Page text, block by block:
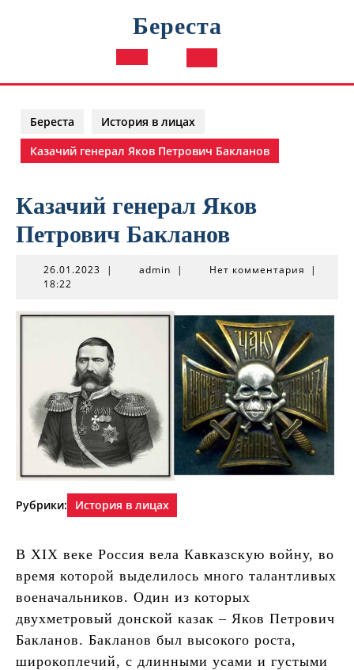
Береста
Кнопка
Береста
История в лицах
Казачий генерал Яков Петрович Бакланов
Казачий генерал Яков
Петрович Бакланов
26.01.2023 26.01.2023
| adminadmin
| Нет комментария
|
18:22
Рубрики: История в лицах
В XIX веке Россия вела Кавказскую войну, во
время которой выделилось много талантливых
военачальников. Один из которых
двухметровый донской казак – Яков Петрович
Бакланов. Бакланов был высокого роста,
широкоплечий, с длинными усами и густыми